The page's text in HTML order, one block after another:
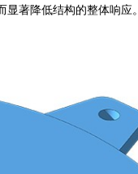
著降低结构的整体响应